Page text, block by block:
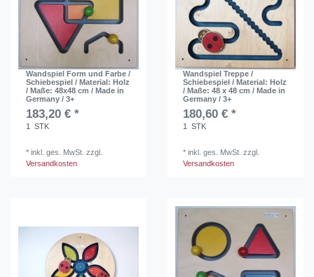
Wandspiel Form und Farbe /
Schiebespiel / Material: Holz
/ Maße: 48x48 cm / Made in
Germany / 3+
183,20 € *
1 STK
*inkl. ges. MwSt. zzgl.
Versandkosten
Wandspiel Treppe /
Schiebespiel / Material: Holz
/ Maße: 48 x 48 cm / Made in
Germany / 3+
180,60 € *
1 STK
*inkl. ges. MwSt. zzgl.
Versandkosten